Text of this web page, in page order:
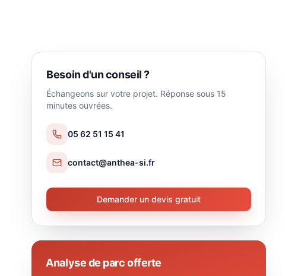
Besoin d'un conseil ?
Échangeons sur votre projet. Réponse sous 15
minutes ouvrées.
05 62 51 15 41
contact@anthea-si.fr
Demander un devis gratuit
Analyse de parc offerte